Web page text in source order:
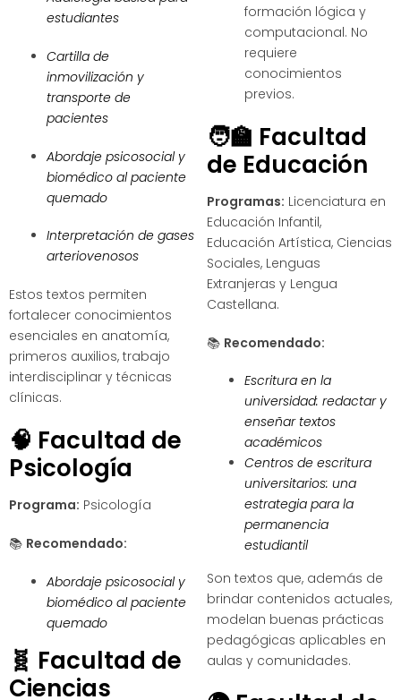
estudiantes
Cartilla de
inmovilización y
transporte de
pacientes
Abordaje psicosocial y
biomédico al paciente
quemado
Interpretación de gases
arteriovenosos
Estos textos permiten
fortalecer conocimientos
esenciales en anatomía,
primeros auxilios, trabajo
interdisciplinar y técnicas
clínicas.
🧠 Facultad de
Psicología
Programa: Psicología
📚 Recomendado:
Abordaje psicosocial y
biomédico al paciente
quemado
🧬 Facultad de
Ciencias
formación lógica y
computacional. No
requiere
conocimientos
previos.
🧑‍🏫 Facultad
de Educación
Programas: Licenciatura en
Educación Infantil,
Educación Artística, Ciencias
Sociales, Lenguas
Extranjeras y Lengua
Castellana.
📚 Recomendado:
Escritura en la
universidad: redactar y
enseñar textos
académicos
Centros de escritura
universitarios: una
estrategia para la
permanencia
estudiantil
Son textos que, además de
brindar contenidos actuales,
modelan buenas prácticas
pedagógicas aplicables en
aulas y comunidades.